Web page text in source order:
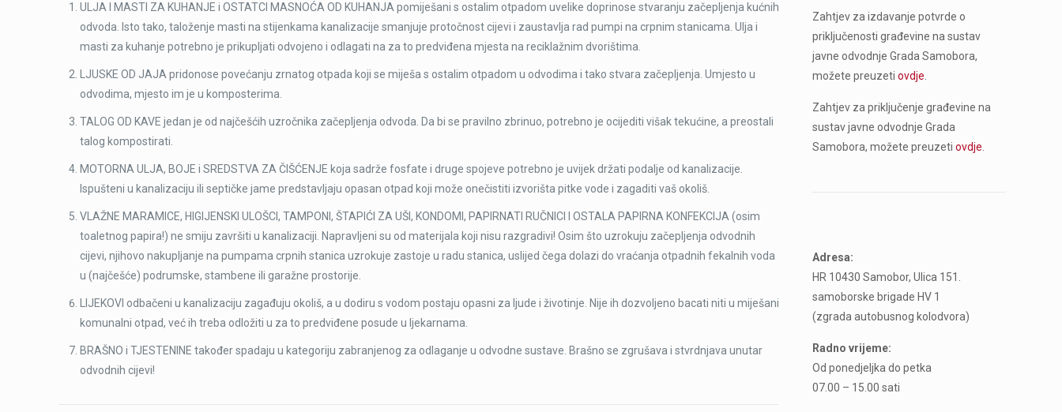
ULJA I MASTI ZA KUHANJE i OSTATCI MASNOĆA OD KUHANJA pomiješani s ostalim otpadom uvelike doprinose stvaranju začepljenja kućnih
odvoda. Isto tako, taloženje masti na stijenkama kanalizacije smanjuje protočnost cijevi i zaustavlja rad pumpi na crpnim stanicama. Ulja i
masti za kuhanje potrebno je prikupljati odvojeno i odlagati na za to predviđena mjesta na reciklažnim dvorištima.
LJUSKE OD JAJA pridonose povećanju zrnatog otpada koji se miješa s ostalim otpadom u odvodima i tako stvara začepljenja. Umjesto u
odvodima, mjesto im je u komposterima.
TALOG OD KAVE jedan je od najčešćih uzročnika začepljenja odvoda. Da bi se pravilno zbrinuo, potrebno je ocijediti višak tekućine, a preostali
talog kompostirati.
MOTORNA ULJA, BOJE i SREDSTVA ZA ČIŠĆENJE koja sadrže fosfate i druge spojeve potrebno je uvijek držati podalje od kanalizacije.
Ispušteni u kanalizaciju ili septičke jame predstavljaju opasan otpad koji može onečistiti izvorišta pitke vode i zagaditi vaš okoliš.
VLAŽNE MARAMICE, HIGIJENSKI ULOŠCI, TAMPONI, ŠTAPIĆI ZA UŠI, KONDOMI, PAPIRNATI RUČNICI I OSTALA PAPIRNA KONFEKCIJA (osim
toaletnog papira!) ne smiju završiti u kanalizaciji. Napravljeni su od materijala koji nisu razgradivi! Osim što uzrokuju začepljenja odvodnih
cijevi, njihovo nakupljanje na pumpama crpnih stanica uzrokuje zastoje u radu stanica, uslijed čega dolazi do vraćanja otpadnih fekalnih voda
u (najčešće) podrumske, stambene ili garažne prostorije.
LIJEKOVI odbačeni u kanalizaciju zagađuju okoliš, a u dodiru s vodom postaju opasni za ljude i životinje. Nije ih dozvoljeno bacati niti u miješani
komunalni otpad, već ih treba odložiti u za to predviđene posude u ljekarnama.
BRAŠNO i TJESTENINE također spadaju u kategoriju zabranjenog za odlaganje u odvodne sustave. Brašno se zgrušava i stvrdnjava unutar
odvodnih cijevi!
Zahtjev za izdavanje potvrde o
priključenosti građevine na sustav
javne odvodnje Grada Samobora,
možete preuzeti ovdje
Zahtjev za priključenje građevine na
sustav javne odvodnje Grada
Samobora, možete preuzeti ovdje
Adresa:
HR 10430 Samobor, Ulica 151.
samoborske brigade HV 1
(zgrada autobusnog kolodvora)
Radno vrijeme:
Od ponedjeljka do petka
07.00 – 15.00 sati